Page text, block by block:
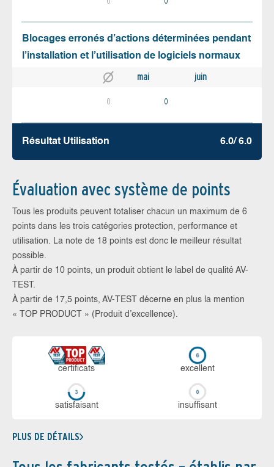
Blocages erronés d’actions déterminées pendant
l’installation et l’utilisation de logiciels normaux
mai juin
0 0
Résultat Utilisation 6.0/ 6.0
Évaluation avec système de points
Tous les produits peuvent totaliser chacun un maximum de 6
points dans les trois catégories protection, performance et
utilisation. La note de 18 points est donc le meilleur résultat
possible.
À partir de 10 points, un produit obtient le label de qualité AV-
TEST.
À partir de 17,5 points, AV-TEST décerne en plus la mention
« TOP PRODUCT » (Produit d’excellence).
certi­ficats ex­cellent
sa­tis­fai­sant in­suf­fi­sant
PLUS DE DÉTAILS